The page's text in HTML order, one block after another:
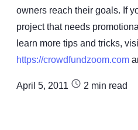
owners reach their goals. If
project that needs
learn more tips and tricks,
https://crowdfundzoom.com
April 5, 2011 2 min read